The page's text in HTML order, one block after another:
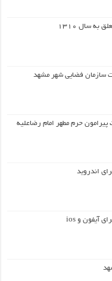
به سال ۱۳۱۰
سازمان فضایی شهر مشهد
پيرامون حرم مطهر امام رضاعليه